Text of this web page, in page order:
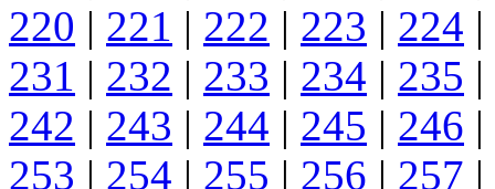
220 | 221 | 222 | 223 | 224 |
231 | 232 | 233 | 234 | 235 |
242 | 243 | 244 | 245 | 246 |
253 | 254 | 255 | 256 | 257 |